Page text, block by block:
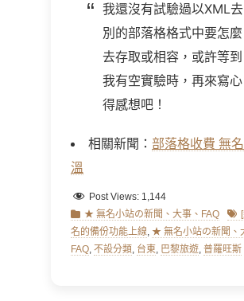
我還沒有試驗過以XML去
別的部落格格式中要怎麼
去存取或相容，或許等到
我有空實驗時，再來寫心
得感想吧！
相關新聞： 部落格收費 無
溫
Post Views: 1,144
Categories
★ 無名小站の新聞、大事、FAQ
名的備份功能上線, ★ 無名小站の新聞、
FAQ, 不設分類, 台東, 巴黎旅遊, 普羅旺斯